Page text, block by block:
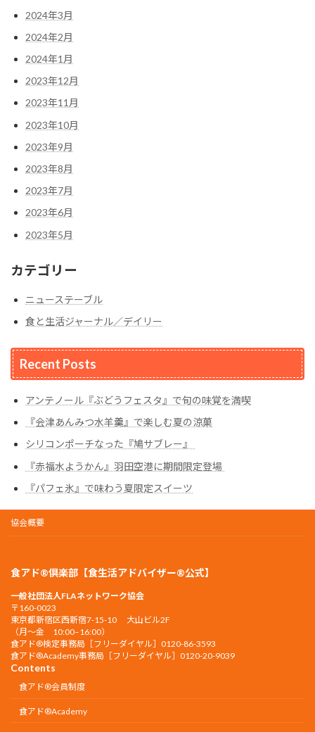
2024年3月
2024年2月
2024年1月
2023年12月
2023年11月
2023年10月
2023年9月
2023年8月
2023年7月
2023年6月
2023年5月
カテゴリー
ニューステーブル
食と生活ジャーナル／デイリー
Recent Posts
アンテノール『ぶどうフェスタ』で旬の味覚を満喫
『会津あんみつ水羊羹』で楽しむ夏の涼菓
シリコンポーチなった『鳩サブレー』
『赤福水ようかん』羽田空港に期間限定登場
『パフェ氷』で味わう夏限定スイーツ
協会概要
食アド®倶楽部【食生活アドバイザー®公式】
一般社団法人FLAネットワーク協会
〒160-0023
東京都新宿区西新宿7-15-10 大山ビル2F
（月〜金 10:00–16:00）
食アド®︎検定事務局［フリーダイヤル］0120-86-3593
食アド®︎Academy事務局［フリーダイヤル］0120-20-9039
Contents
食アド®会員制度
食アド®︎Academy